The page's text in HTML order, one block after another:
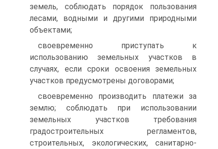
земель, соблюдать порядок пользования
лесами, водными и другими природными
объектами;
своевременно приступать к
использованию земельных участков в
случаях, если сроки освоения земельных
участков предусмотрены договорами;
своевременно производить платежи за
землю; соблюдать при использовании
земельных участков требования
градостроительных регламентов,
строительных, экологических, санитарно-